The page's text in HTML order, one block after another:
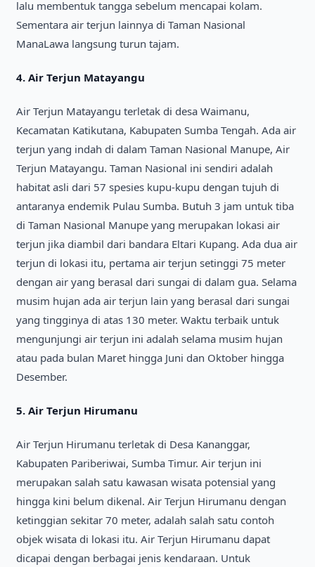
lalu membentuk tangga sebelum mencapai kolam.
Sementara air terjun lainnya di Taman Nasional
ManaLawa langsung turun tajam.
4. Air Terjun Matayangu
Air Terjun Matayangu terletak di desa Waimanu,
Kecamatan Katikutana, Kabupaten Sumba Tengah. Ada air
terjun yang indah di dalam Taman Nasional Manupe, Air
Terjun Matayangu. Taman Nasional ini sendiri adalah
habitat asli dari 57 spesies kupu-kupu dengan tujuh di
antaranya endemik Pulau Sumba. Butuh 3 jam untuk tiba
di Taman Nasional Manupe yang merupakan lokasi air
terjun jika diambil dari bandara Eltari Kupang. Ada dua air
terjun di lokasi itu, pertama air terjun setinggi 75 meter
dengan air yang berasal dari sungai di dalam gua. Selama
musim hujan ada air terjun lain yang berasal dari sungai
yang tingginya di atas 130 meter. Waktu terbaik untuk
mengunjungi air terjun ini adalah selama musim hujan
atau pada bulan Maret hingga Juni dan Oktober hingga
Desember.
5. Air Terjun Hirumanu
Air Terjun Hirumanu terletak di Desa Kananggar,
Kabupaten Pariberiwai, Sumba Timur. Air terjun ini
merupakan salah satu kawasan wisata potensial yang
hingga kini belum dikenal. Air Terjun Hirumanu dengan
ketinggian sekitar 70 meter, adalah salah satu contoh
objek wisata di lokasi itu. Air Terjun Hirumanu dapat
dicapai dengan berbagai jenis kendaraan. Untuk